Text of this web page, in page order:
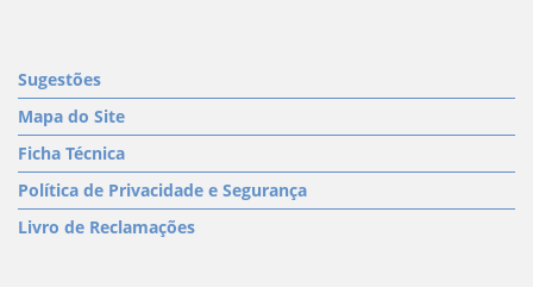
Sugestões
Mapa do Site
Ficha Técnica
Política de Privacidade e Segurança
Livro de Reclamações